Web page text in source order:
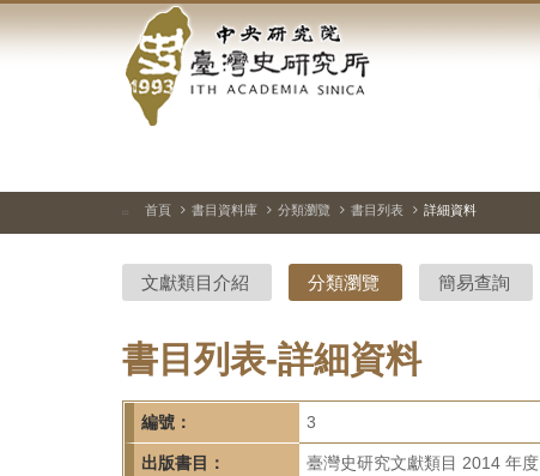
到
中
央
研
院-
臺
灣
史
研
究
::: 首頁 書目資料庫 分類瀏覽 書目列表 詳細資料
文獻類目介紹 分類瀏覽 簡易查詢
書目列表-詳細資料
編號： 3
出版書目： 臺灣史研究文獻類目 2014 年度